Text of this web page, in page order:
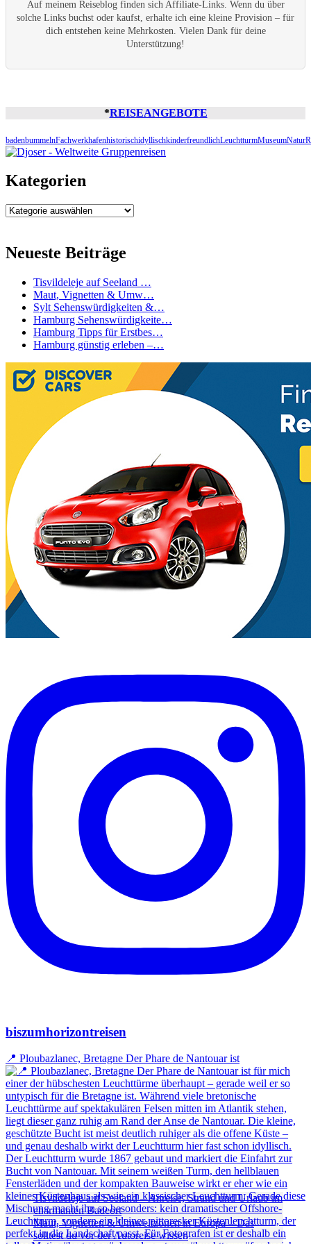
Auf meinem Reiseblog finden sich Affiliate-Links. Wenn du über
solche Links buchst oder kaufst, erhalte ich eine kleine Provision – für
dich entstehen keine Mehrkosten. Vielen Dank für deine
Unterstützung!
*REISEANGEBOTE
badenbummelnFachwerkhafenhistorischidyllischkinderfreundlichLeuchtturmMuseumNatur
Kategorien
Kategorien
Neueste Beiträge
Tisvildeleje auf Seeland …
Maut, Vignetten & Umw…
Sylt Sehenswürdigkeiten &…
Hamburg Sehenswürdigkeite…
Hamburg Tipps für Erstbes…
Hamburg günstig erleben –…
biszumhorizontreisen
📍 Ploubazlanec, Bretagne Der Phare de Nantouar ist
Tisvildeleje auf Seeland – Anreise, Strand und Urlaub im
charmanten Badeort
Maut, Vignetten & Umweltzonen in Europa – Das
solltest du vor der Autoreise wissen